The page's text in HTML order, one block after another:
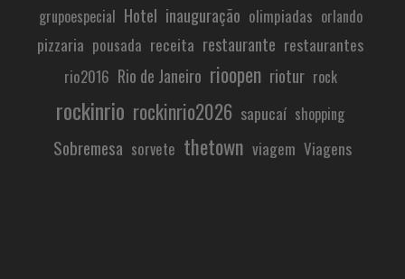
grupoespecial Hotel inauguração olimpiadas orlando
pizzaria pousada receita restaurante restaurantes
rio2016 Rio de Janeiro rioopen riotur rock
rockinrio rockinrio2026 sapucaí shopping
Sobremesa sorvete thetown viagem Viagens